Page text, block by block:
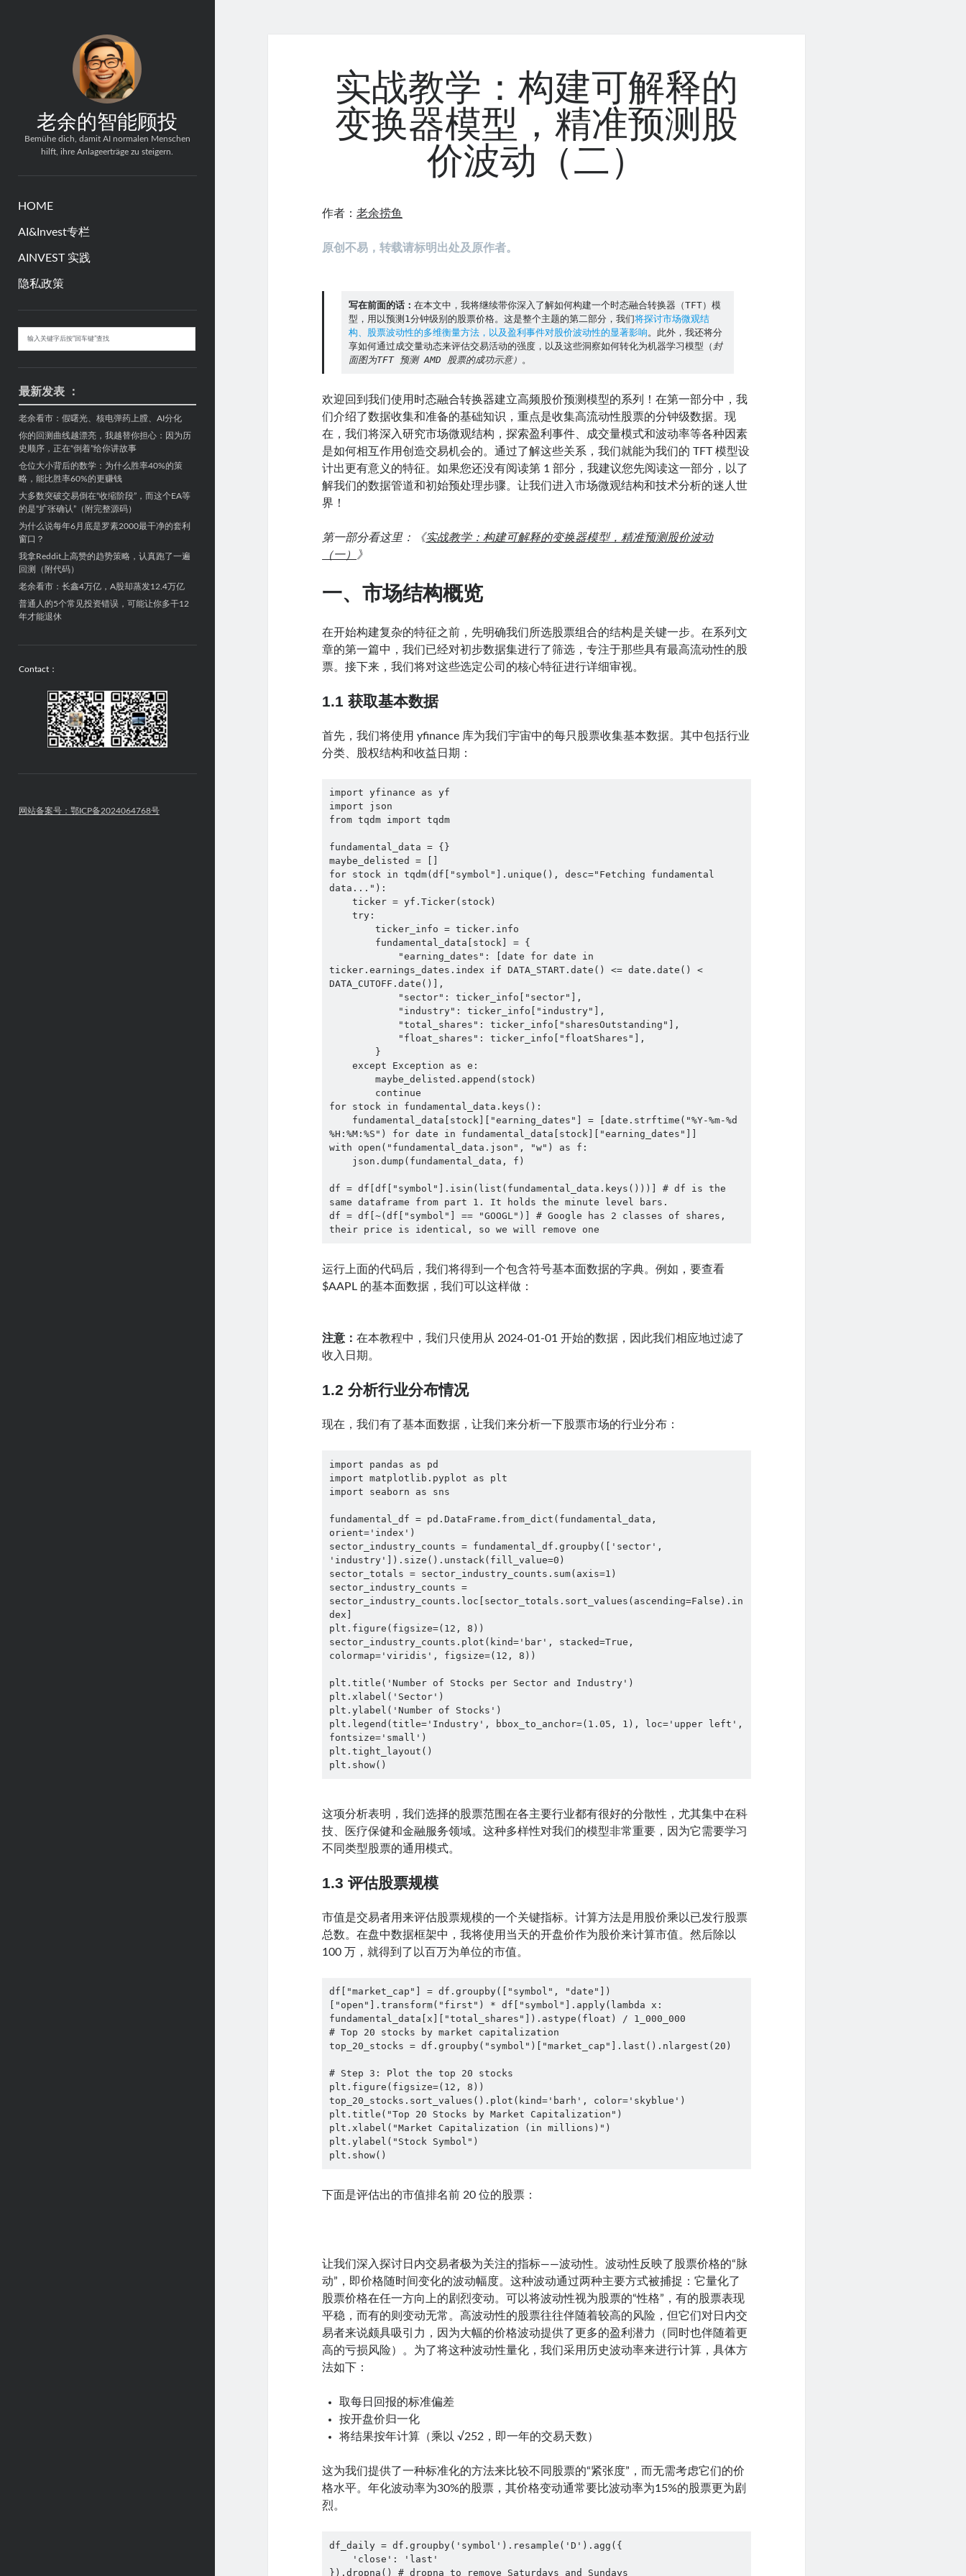
老余的智能顾投
Bemühe dich, damit AI normalen Menschen
hilft, ihre Anlageerträge zu steigern.
HOME
AI&Invest专栏
AINVEST 实践
隐私政策
Sidebar
最新发表 ：
老余看市：假曙光、核电弹药上膛、AI分化
你的回测曲线越漂亮，我越替你担心：因为历
史顺序，正在“倒着”给你讲故事
仓位大小背后的数学：为什么胜率40%的策
略，能比胜率60%的更赚钱
大多数突破交易倒在“收缩阶段”，而这个EA等
的是“扩张确认”（附完整源码）
为什么说每年6月底是罗素2000最干净的套利
窗口？
我拿Reddit上高赞的趋势策略，认真跑了一遍
回测（附代码）
老余看市：长鑫4万亿，A股却蒸发12.4万亿
普通人的5个常见投资错误，可能让你多干12
年才能退休
Contact：
网站备案号：鄂ICP备2024064768号
实战教学：构建可解释的
变换器模型，精准预测股
价波动（二）
作者：老余捞鱼
原创不易，转载请标明出处及原作者。
写在前面的话： 在本文中，我将继续带你深入了解如何构建一个时态融合转换器（TFT）模
型，用以预测1分钟级别的股票价格。这是整个主题的第二部分，我们将探讨市场微观结
构、股票波动性的多维衡量方法，以及盈利事件对股价波动性的显著影响 。此外，我还将分
享如何通过成交量动态来评估交易活动的强度，以及这些洞察如何转化为机器学习模型（ 封
面图为TFT 预测 AMD 股票的成功示意） 。
欢迎回到我们使用时态融合转换器建立高频股价预测模型的系列！在第一部分中，我
们介绍了数据收集和准备的基础知识，重点是收集高流动性股票的分钟级数据。现
在，我们将深入研究市场微观结构，探索盈利事件、成交量模式和波动率等各种因素
是如何相互作用创造交易机会的。通过了解这些关系，我们就能为我们的 TFT 模型设
计出更有意义的特征。如果您还没有阅读第 1 部分，我建议您先阅读这一部分，以了
解我们的数据管道和初始预处理步骤。让我们进入市场微观结构和技术分析的迷人世
界！
第一部分看这里：《实战教学：构建可解释的变换器模型，精准预测股价波动
（一）
》
一、市场结构概览
在开始构建复杂的特征之前，先明确我们所选股票组合的结构是关键一步。在系列文
章的第一篇中，我们已经对初步数据集进行了筛选，专注于那些具有最高流动性的股
票。接下来，我们将对这些选定公司的核心特征进行详细审视。
1.1 获取基本数据
首先，我们将使用 yfinance 库为我们宇宙中的每只股票收集基本数据。其中包括行业
分类、股权结构和收益日期：
import yfinance as yf
import json
from tqdm import tqdm
fundamental_data = {}
maybe_delisted = []
for stock in tqdm(df["symbol"].unique(), desc="Fetching fundamental
data..."):
ticker.earnings_dates.index if DATA_START.date() <= date.date() <
DATA_CUTOFF.date()],
for stock in fundamental_data.keys():
%H:%M:%S") for date in fundamental_data[stock]["earning_dates"]]
with open("fundamental_data.json", "w") as f:
df = df[df["symbol"].isin(list(fundamental_data.keys()))] # df is the
same dataframe from part 1. It holds the minute level bars.
df = df[~(df["symbol"] == "GOOGL")] # Google has 2 classes of shares,
their price is identical, so we will remove one
运行上面的代码后，我们将得到一个包含符号基本面数据的字典。例如，要查看
$AAPL 的基本面数据，我们可以这样做：
注意：在本教程中，我们只使用从 2024-01-01 开始的数据，因此我们相应地过滤了
收入日期。
1.2 分析行业分布情况
现在，我们有了基本面数据，让我们来分析一下股票市场的行业分布：
import pandas as pd
import matplotlib.pyplot as plt
import seaborn as sns
fundamental_df = pd.DataFrame.from_dict(fundamental_data,
orient='index')
sector_industry_counts = fundamental_df.groupby(['sector',
'industry']).size().unstack(fill_value=0)
sector_totals = sector_industry_counts.sum(axis=1)
sector_industry_counts =
sector_industry_counts.loc[sector_totals.sort_values(ascending=False).in
dex]
plt.figure(figsize=(12, 8))
sector_industry_counts.plot(kind='bar', stacked=True,
colormap='viridis', figsize=(12, 8))
plt.title('Number of Stocks per Sector and Industry')
plt.xlabel('Sector')
plt.ylabel('Number of Stocks')
plt.legend(title='Industry', bbox_to_anchor=(1.05, 1), loc='upper left',
fontsize='small')
plt.tight_layout()
plt.show()
这项分析表明，我们选择的股票范围在各主要行业都有很好的分散性，尤其集中在科
技、医疗保健和金融服务领域。这种多样性对我们的模型非常重要，因为它需要学习
不同类型股票的通用模式。
1.3 评估股票规模
市值是交易者用来评估股票规模的一个关键指标。计算方法是用股价乘以已发行股票
总数。在盘中数据框架中，我将使用当天的开盘价作为股价来计算市值。然后除以
100 万，就得到了以百万为单位的市值。
df["market_cap"] = df.groupby(["symbol", "date"])
["open"].transform("first") * df["symbol"].apply(lambda x:
fundamental_data[x]["total_shares"]).astype(float) / 1_000_000
# Top 20 stocks by market capitalization
top_20_stocks = df.groupby("symbol")["market_cap"].last().nlargest(20)
# Step 3: Plot the top 20 stocks
plt.figure(figsize=(12, 8))
top_20_stocks.sort_values().plot(kind='barh', color='skyblue')
plt.title("Top 20 Stocks by Market Capitalization")
plt.xlabel("Market Capitalization (in millions)")
plt.ylabel("Stock Symbol")
plt.show()
下面是评估出的市值排名前 20 位的股票：
让我们深入探讨日内交易者极为关注的指标——波动性。波动性反映了股票价格的“脉
动”，即价格随时间变化的波动幅度。这种波动通过两种主要方式被捕捉：它量化了
股票价格在任一方向上的剧烈变动。可以将波动性视为股票的“性格”，有的股票表现
平稳，而有的则变动无常。高波动性的股票往往伴随着较高的风险，但它们对日内交
易者来说颇具吸引力，因为大幅的价格波动提供了更多的盈利潜力（同时也伴随着更
高的亏损风险）。为了将这种波动性量化，我们采用历史波动率来进行计算，具体方
法如下：
取每日回报的标准偏差
按开盘价归一化
将结果按年计算（乘以 √252，即一年的交易天数）
这为我们提供了一种标准化的方法来比较不同股票的“紧张度”，而无需考虑它们的价
格水平。年化波动率为30%的股票，其价格变动通常要比波动率为15%的股票更为剧
烈。
df_daily = df.groupby('symbol').resample('D').agg({
}).dropna() # dropna to remove Saturdays and Sundays